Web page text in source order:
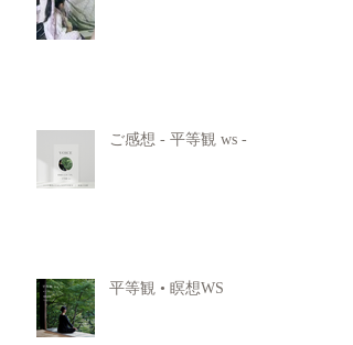
ご感想 - 平等観 ws -
平等観 • 瞑想WS